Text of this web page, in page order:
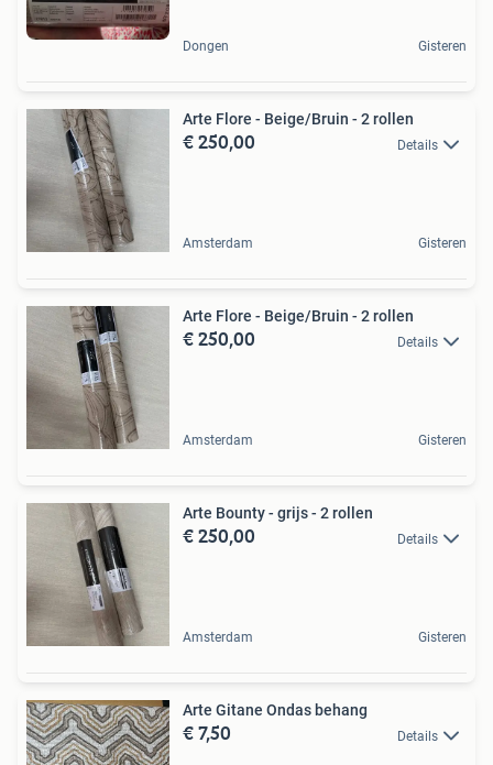
Dongen Gisteren
Arte Flore - Beige/Bruin - 2 rollen
€ 250,00 Details
Amsterdam Gisteren
Arte Flore - Beige/Bruin - 2 rollen
€ 250,00 Details
Amsterdam Gisteren
Arte Bounty - grijs - 2 rollen
€ 250,00 Details
Amsterdam Gisteren
Arte Gitane Ondas behang
€ 7,50 Details